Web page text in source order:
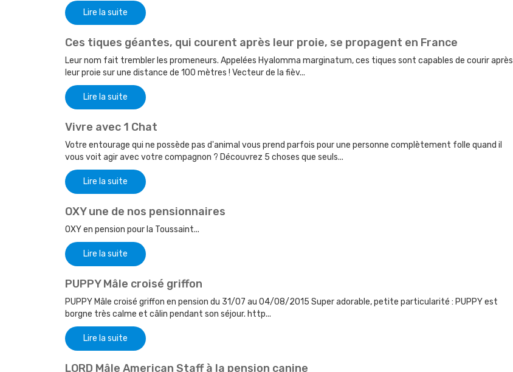
Lire la suite
Ces tiques géantes, qui courent après leur proie, se propagent en France
Leur nom fait trembler les promeneurs. Appelées Hyalomma marginatum, ces tiques sont capables de courir après
leur proie sur une distance de 100 mètres ! Vecteur de la fièv...
Lire la suite
Vivre avec 1 Chat
Votre entourage qui ne possède pas d'animal vous prend parfois pour une personne complètement folle quand il
vous voit agir avec votre compagnon ? Découvrez 5 choses que seuls...
Lire la suite
OXY une de nos pensionnaires
OXY en pension pour la Toussaint...
Lire la suite
PUPPY Mâle croisé griffon
PUPPY Mâle croisé griffon en pension du 31/07 au 04/08/2015 Super adorable, petite particularité : PUPPY est
borgne très calme et câlin pendant son séjour. http...
Lire la suite
LORD Mâle American Staff à la pension canine